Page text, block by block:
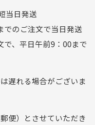
。
当日発送
でのご注文で当日発送
で、平日午前9：00まで
遅れる場合がございま
便）とさせていただき